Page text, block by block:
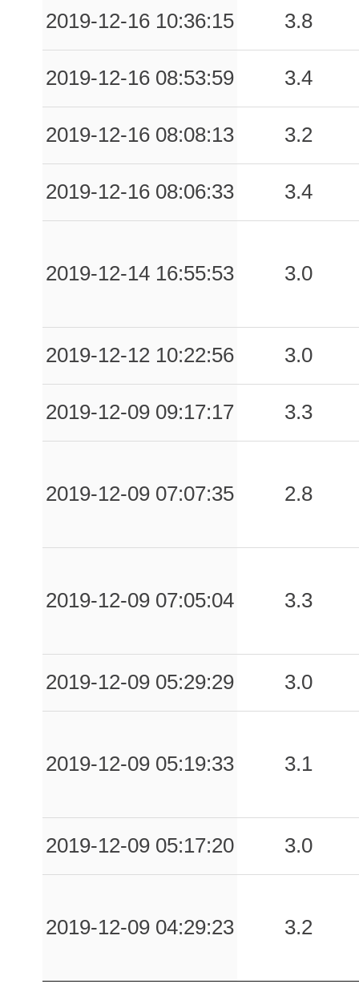
2019-12-16 10:36:15 3.8
2019-12-16 08:53:59 3.4
2019-12-16 08:08:13 3.2
2019-12-16 08:06:33 3.4
2019-12-14 16:55:53 3.0
2019-12-12 10:22:56 3.0
2019-12-09 09:17:17 3.3
2019-12-09 07:07:35 2.8
2019-12-09 07:05:04 3.3
2019-12-09 05:29:29 3.0
2019-12-09 05:19:33 3.1
2019-12-09 05:17:20 3.0
2019-12-09 04:29:23 3.2